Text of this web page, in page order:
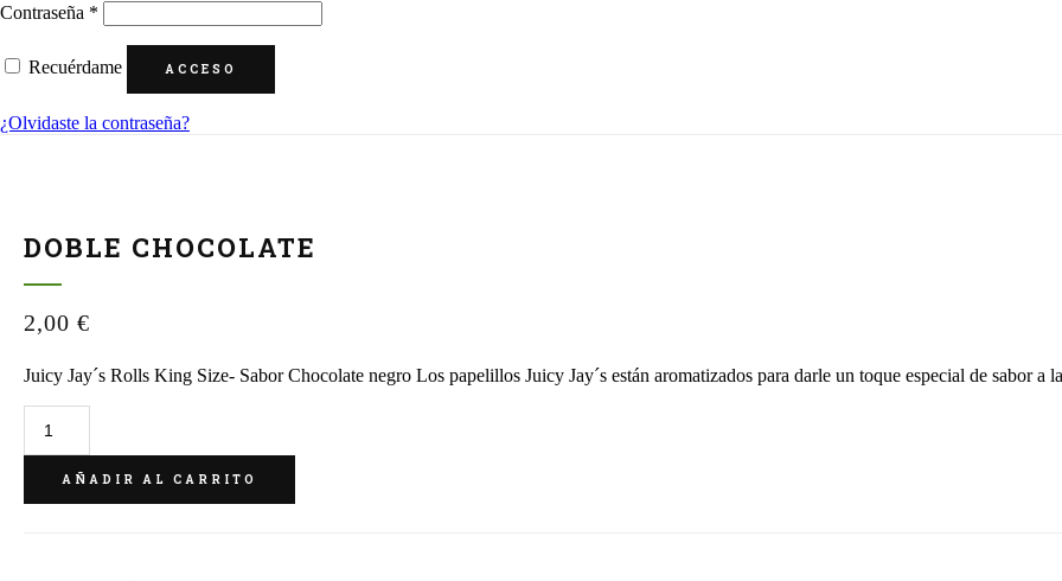
Contraseña *
Recuérdame ACCESO
¿Olvidaste la contraseña?
DOBLE CHOCOLATE
2,00 €
Juicy Jay´s Rolls King Size- Sabor Chocolate negro Los papelillos Juicy Jay´s están aromatizados para darle un toque especial de sabor a
Chocolate
cantidad
AÑADIR AL CARRITO